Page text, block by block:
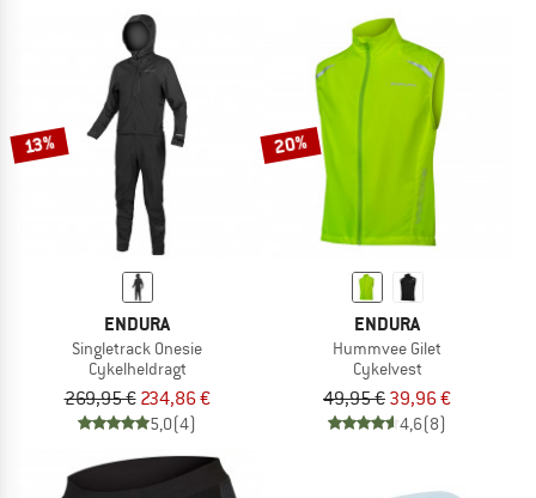
13%
ENDURA
Singletrack Onesie
Cykelheldragt
269,95 € 234,86 €
5,0(4)
20%
ENDURA
Hummvee Gilet
Cykelvest
49,95 € 39,96 €
4,6(8)